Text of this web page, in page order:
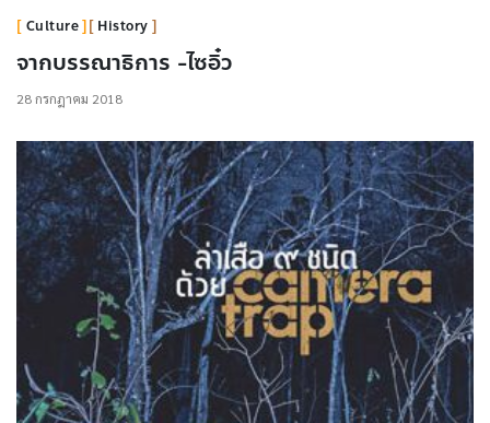
Culture History
จากบรรณาธิการ -ไซอิ๋ว
28 กรกฎาคม 2018